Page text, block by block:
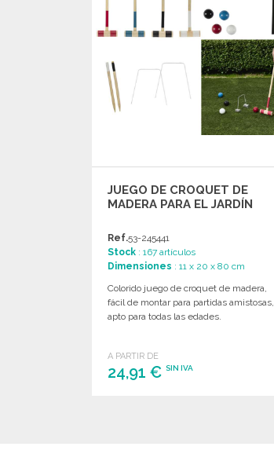
JUEGO DE CROQUET DE
MADERA PARA EL JARDÍN
Ref.53-245441
Stock : 167 artículos
Dimensiones : 11 x 20 x 80 cm
Colorido juego de croquet de madera,
fácil de montar para partidas amistosas,
apto para todas las edades.
A PARTIR DE
24,91 € SIN IVA